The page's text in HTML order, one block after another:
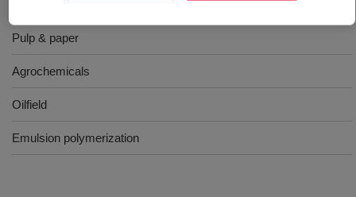
Pulp & paper
Agrochemicals
Oilfield
Emulsion polymerization